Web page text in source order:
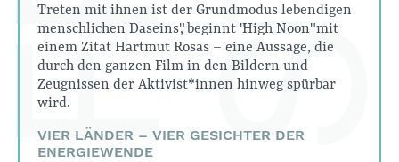
Treten mit ihnen ist der Grundmodus lebendigen
menschlichen Daseins", beginnt "High Noon" mit
einem Zitat Hartmut Rosas – eine Aussage, die
durch den ganzen Film in den Bildern und
Zeugnissen der Aktivist*innen hinweg spürbar
wird.
VIER LÄNDER – VIER GESICHTER DER
ENERGIEWENDE